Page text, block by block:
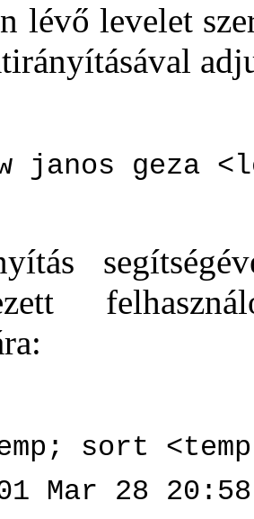
lévő levelet
janos geza
sort <temp
Mar 28 20:58